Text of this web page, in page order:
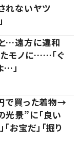
れないヤツ
…遠方に違和
たモノに……「ぐ
…」
で買った着物→
景”に「良い
お宝だ」「掘り